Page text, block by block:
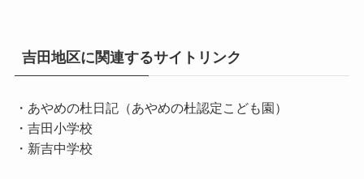
吉田地区に関連するサイトリンク
・あやめの杜日記（あやめの杜認定こども園）
・吉田小学校
・新吉中学校